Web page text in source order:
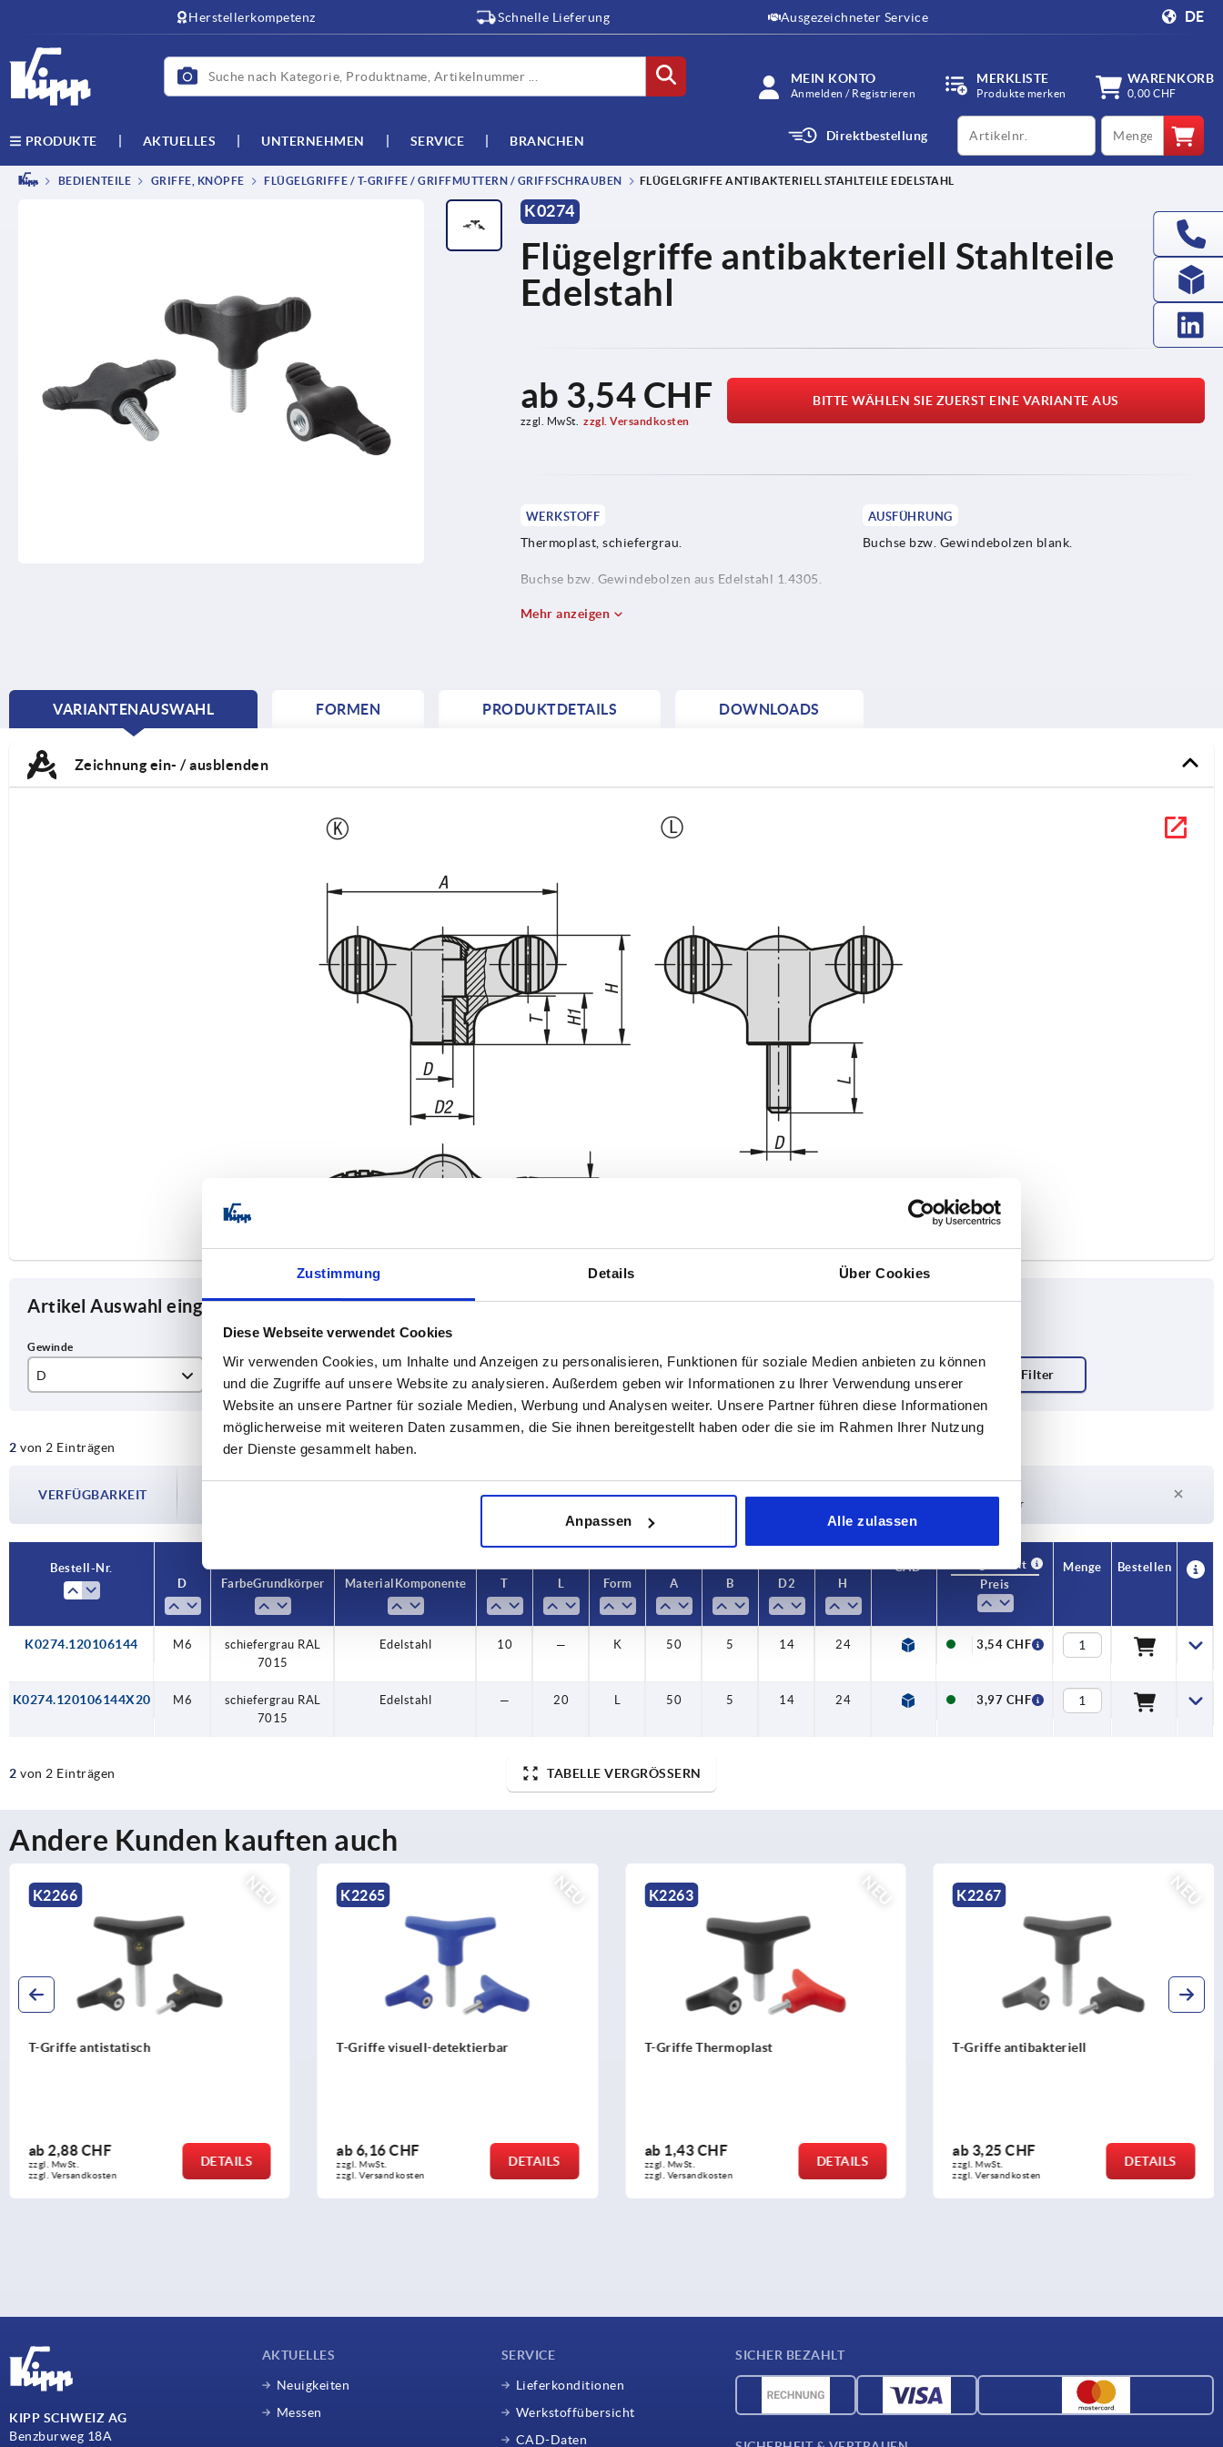
Zustimmung Details Über Cookies
Diese Webseite verwendet Cookies
Wir verwenden Cookies, um Inhalte und Anzeigen zu personalisieren, Funktionen für soziale Medien anbieten zu können
und die Zugriffe auf unsere Website zu analysieren. Außerdem geben wir Informationen zu Ihrer Verwendung unserer
Website an unsere Partner für soziale Medien, Werbung und Analysen weiter. Unsere Partner führen diese Informationen
möglicherweise mit weiteren Daten zusammen, die Sie ihnen bereitgestellt haben oder die sie im Rahmen Ihrer Nutzung
der Dienste gesammelt haben.
Anpassen Alle zulassen
Herstellerkompetenz Schnelle Lieferung Ausgezeichneter Service DE
MEIN KONTO
Anmelden / Registrieren
MERKLISTE
Produkte merken
WARENKORB
0,00 CHF
PRODUKTE AKTUELLES UNTERNEHMEN SERVICE BRANCHEN Direktbestellung
productCode qty
BEDIENTEILE GRIFFE, KNÖPFE FLÜGELGRIFFE / T-GRIFFE / GRIFFMUTTERN / GRIFFSCHRAUBEN FLÜGELGRIFFE ANTIBAKTERIELL STAHLTEILE EDELSTAHL
K0274
Flügelgriffe antibakteriell Stahlteile
Edelstahl
ab 3,54 CHF
zzgl. MwSt. zzgl. Versandkosten
BITTE WÄHLEN SIE ZUERST EINE VARIANTE AUS
WERKSTOFF
Thermoplast, schiefergrau.
Buchse bzw. Gewindebolzen aus Edelstahl 1.4305.
AUSFÜHRUNG
Buchse bzw. Gewindebolzen blank.
Mehr anzeigen
VARIANTENAUSWAHL
CURRENT
FORMEN PRODUKTDETAILS DOWNLOADS
Zeichnung ein- / ausblenden
Artikel Auswahl eingrenzen
D Farbe Grundkörper
schiefergrau RAL 7015
Material Komponente
Edelstahl
T
10
L
20
2 von 2 Einträgen
VERFÜGBARKEIT
Im finalen Schritt vor Abschluss Ihrer Bestellung erfahren Sie das bestätigte
1-3 Tage
Lieferzeit auf Anfrage
Derzeit nicht auf Lager
Bestell-Nr.
D
Farbe Grundkörper Material Komponente T L Form A B D2 H
CAD
Verfügbarkeit
Preis
Menge Bestellen
K0274.120106144 M6
schiefergrau RAL
7015
Edelstahl 10 — K 50 5 14 24 11,5 3,54 CHF
K0274.120106144X20 M6
schiefergrau RAL
7015
Edelstahl — 20 L 50 5 14 24 11,5 3,97 CHF
2 von 2 Einträgen TABELLE VERGRÖSSERN
Andere Kunden kauften auch
NEU
K2266
T-Griffe antistatisch
ab 2,88 CHF
zzgl. MwSt.
zzgl. Versandkosten
DETAILS
NEU
K2265
T-Griffe visuell-detektierbar
ab6,16 CHF
zzgl. MwSt.
zzgl. Versandkosten
DETAILS
NEU
K2263
T-Griffe Thermoplast
ab 1,43 CHF
zzgl. MwSt.
zzgl. Versandkosten
DETAILS
NEU
K2267
T-Griffe antibakteriell
ab 3,25 CHF
zzgl. MwSt.
zzgl. Versandkosten
DETAILS
KIPP SCHWEIZ AG
Benzburweg 18A
AKTUELLES
Neuigkeiten
Messen
SERVICE
Lieferkonditionen
Werkstoffübersicht
CAD-Daten
SICHER BEZAHLT